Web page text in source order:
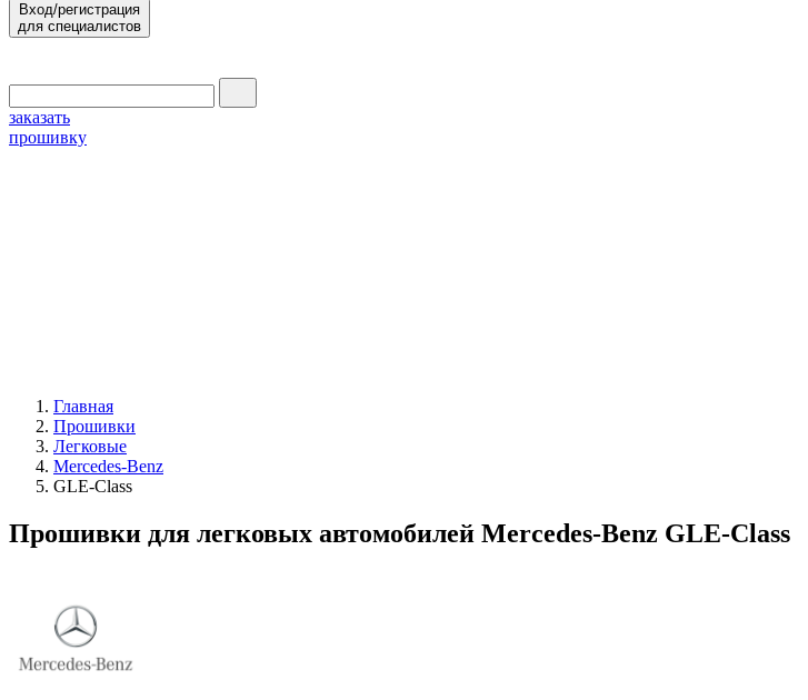
Вход/регистрация
для специалистов
заказать
прошивку
Главная
Прошивки
Легковые
Mercedes-Benz
GLE-Class
Прошивки для легковых автомобилей Mercedes-Benz GLE-Class